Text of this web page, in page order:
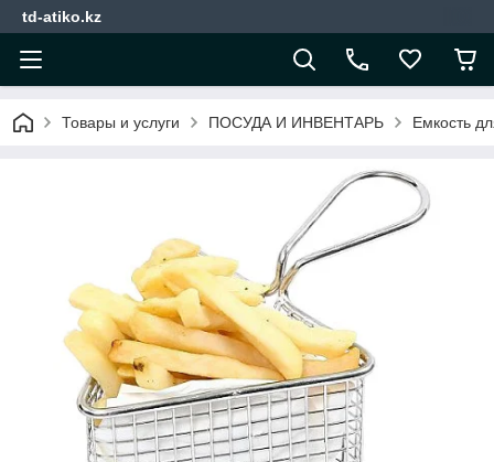
td-atiko.kz
Товары и услуги ПОСУДА И ИНВЕНТАРЬ Емкость